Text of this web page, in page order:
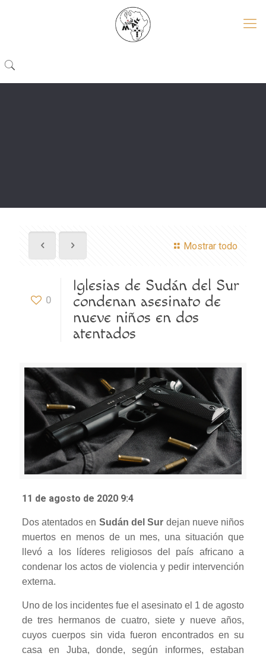
Mostrar todo
0
Iglesias de Sudán del Sur
condenan asesinato de
nueve niños en dos
atentados
11 de agosto de 2020 9:4
Dos atentados en Sudán del Sur dejan nueve niños
muertos en menos de un mes, una situación que
llevó a los líderes religiosos del país africano a
condenar los actos de violencia y pedir intervención
externa.
Uno de los incidentes fue el asesinato el 1 de agosto
de tres hermanos de cuatro, siete y nueve años,
cuyos cuerpos sin vida fueron encontrados en su
casa en Juba, donde, según informes, estaban